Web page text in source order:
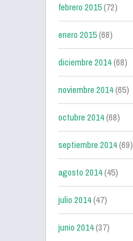
febrero 2015(72)
enero 2015(68)
diciembre 2014(68)
noviembre 2014(65)
octubre 2014(68)
septiembre 2014(69)
agosto 2014(45)
julio 2014(47)
junio 2014(37)